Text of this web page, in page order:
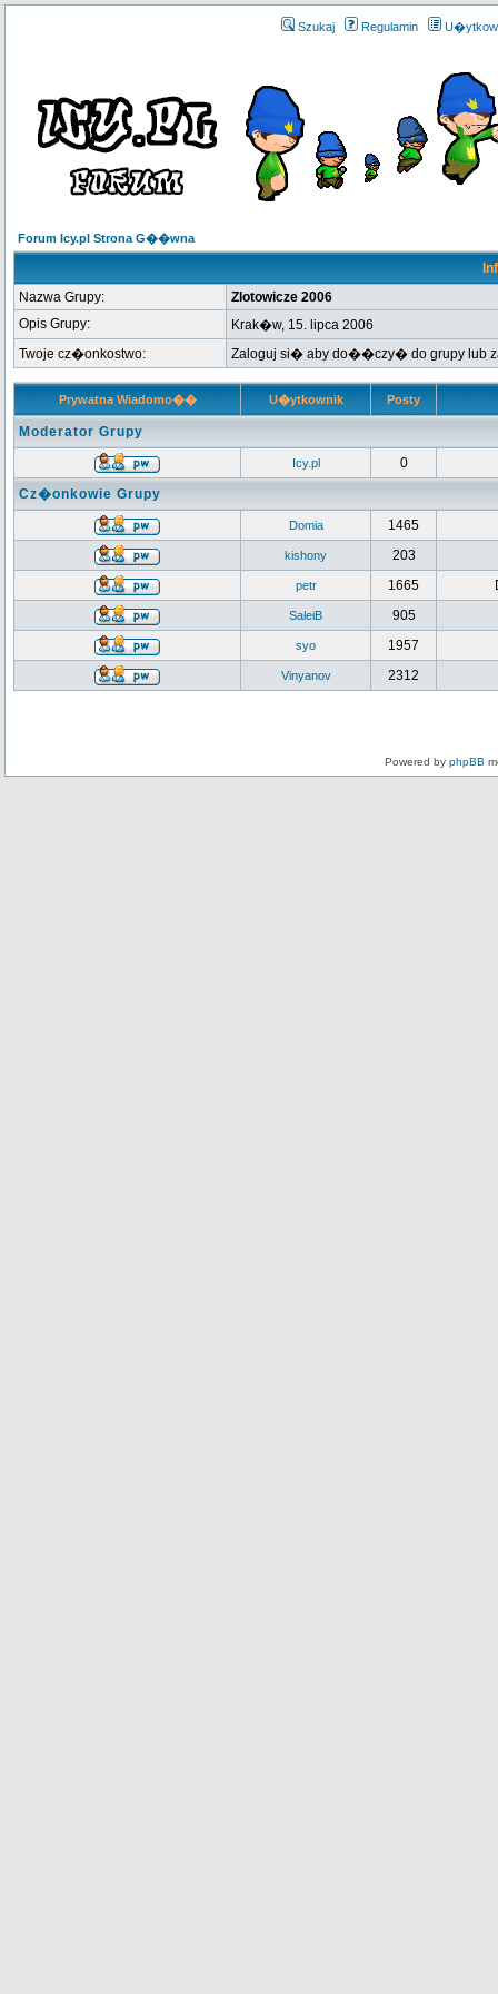
Szukaj Regulamin
Forum Icy.pl Strona G��wna
Nazwa Grupy:
Zlotowicze 2006
Opis Grupy:
Krak�w, 15. lipca 2006
Twoje cz�onkostwo:
Zaloguj si� aby do��czy� do grupy
Prywatna Wiadomo�� U�ytkownik Posty
Moderator Grupy
Icy.pl
0
Cz�onkowie Grupy
Domia 1465
kishony 203
petr 1665
SaleiB 905
syo 1957
Vinyanov 2312
Powered by phpBB